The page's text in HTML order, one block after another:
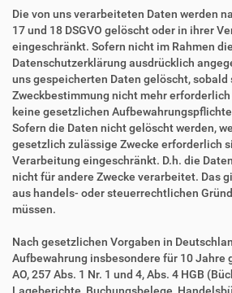
Die von uns verarbeiteten Daten werden
17 und 18 DSGVO gelöscht oder in ihrer
eingeschränkt. Sofern nicht im Rahmen
Datenschutzerklärung ausdrücklich
uns gespeicherten Daten gelöscht, sobald
Zweckbestimmung nicht mehr
keine gesetzlichen
Sofern die Daten nicht gelöscht werden,
gesetzlich zulässige Zwecke erforderlich
Verarbeitung eingeschränkt. D.h. die
nicht für andere Zwecke verarbeitet. Das
aus handels- oder steuerrechtlichen
müssen.
Nach gesetzlichen Vorgaben in
Aufbewahrung insbesondere für 10 Jahre
AO, 257 Abs. 1 Nr. 1 und 4, Abs. 4 HGB